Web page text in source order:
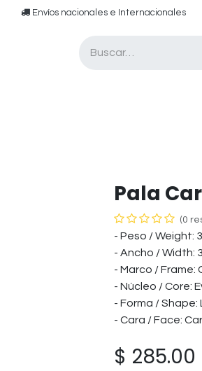
​​ E​nvíos nacionales e ​​​Internacionales​
Pala
(0
- Peso / Weight:
- Ancho / Width:
- Marco / Frame:
- Núcleo / Core:
- Forma / Shape:
- Cara / Face:
$ 285.00